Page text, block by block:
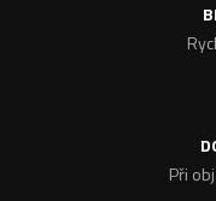
Při